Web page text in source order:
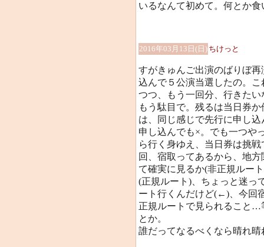
いるなんて初めて。何とか
2016年03月13日(日) ちけっと
すがきゅんご出演のばりぼ
込んで５公演当選したの。
つつ、もう一回分、行きた
もう駄目で。残るは当日券
は、同じ感じで先行に申し
申し込んでも×。でも一つや
ら行く身ゆえ、当日券は挑
回、宿取ってあるから、地
て確実に見るか(非正規ルー
(正規ルート)、ちょっと迷っ
ート行くんだけど(←)、今回
正規ルートで見られること
とか。
誰だってなるべくなら晴れ